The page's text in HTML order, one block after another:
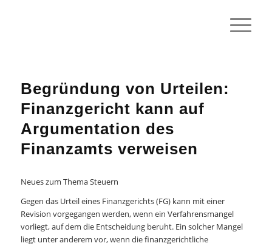
Begründung von Urteilen:
Finanzgericht kann auf
Argumentation des
Finanzamts verweisen
Neues zum Thema Steuern
Gegen das Urteil eines Finanzgerichts (FG) kann mit einer
Revision vorgegangen werden, wenn ein Verfahrensmangel
vorliegt, auf dem die Entscheidung beruht. Ein solcher Mangel
liegt unter anderem vor, wenn die finanzgerichtliche